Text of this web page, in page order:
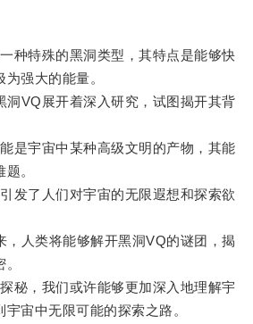
特殊的黑洞类型，其特点是能够快
强大的能量。
VQ展开着深入研究，试图揭开其背
宇宙中某种高级文明的产物，其能
。
了人们对宇宙的无限遐想和探索欲
人类将能够解开黑洞VQ的谜团，揭
，我们或许能够更加深入地理解宇
宙中无限可能的探索之路。